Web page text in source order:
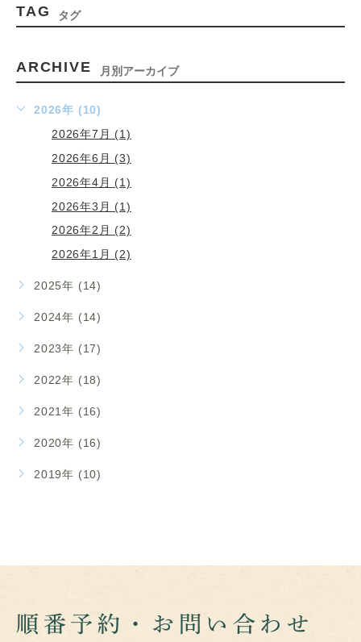
TAG タグ
ARCHIVE 月別アーカイブ
2026年 (10)
2026年7月 (1)
2026年6月 (3)
2026年4月 (1)
2026年3月 (1)
2026年2月 (2)
2026年1月 (2)
2025年 (14)
2024年 (14)
2023年 (17)
2022年 (18)
2021年 (16)
2020年 (16)
2019年 (10)
順番予約・お問い合わせ